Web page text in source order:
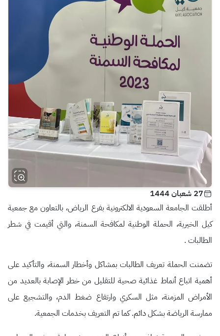
27 شعبان 1444
أطلقت الجامعة السعودية الالكترونية بفرع الرياض، بالتعاون مع جمعية
كيل الخيرية، الحملة الوطنية لمكافحة السمنة، والتي أقيمت في شطر
الطالبات .
تضمنت الحملة تعريف الطالبات بمشاكل وأخطار السمنة، والتأكيد على
أهمية اتباع أنماط غذائية صحية للتقليل من خطر الإصابة بالعديد من
الأمراض المزمنة، مثل السكري وارتفاع ضغط الدم، والتشجيع على
ممارسة الرياضة بشكل دائم. كما تم التعريف بخدمات الجمعية.